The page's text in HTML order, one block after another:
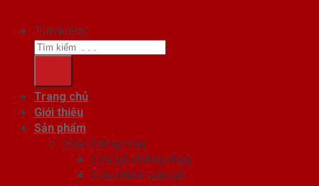
Tìm kiếm:
Trang chủ
Giới thiệu
Sản phẩm
Cửa chống cháy
Cửa gỗ chống cháy
Cửa nhôm vân gỗ